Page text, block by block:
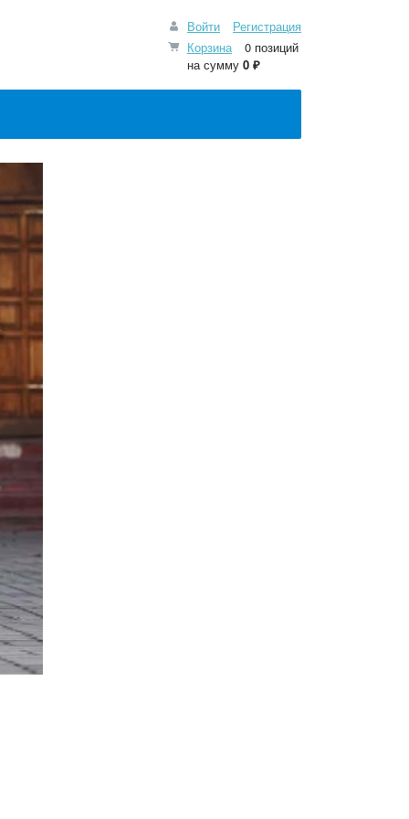
Войти
Регистрация
Корзина
0 позиций
на сумму 0 ₽